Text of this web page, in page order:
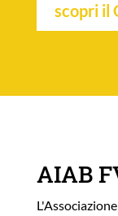
scopri il
AIAB